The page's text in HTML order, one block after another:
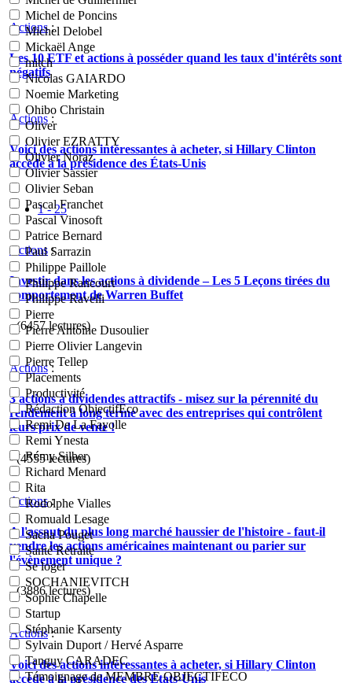
Michel de Poncins
Michel Delobel
Mickaël Ange
mitch
Nicolas GAIARDO
Noemie Marketing
Ohibo Christain
Oliver
Olivier EZRATTY
Olivier Noraz
Olivier Sassier
Olivier Seban
Pascal Franchet
Pascal Vinosoft
Patrice Bernard
Paul Sarrazin
Philippe Paillole
Philippe Rancourt
Philippe Ravelli
Pierre
Pierre Antoine Dusoulier
Pierre Olivier Langevin
Pierre Tellep
Placements
Productivité
Rédaction ObjectifEco
Remi De La Fayolle
Remi Ynesta
Rémy Silber
Richard Menard
Rita
Rodolphe Vialles
Romuald Lesage
Sacha Pouget
Santé Retraite
Se loger
SOCHANIEVITCH
Sophie Chapelle
Startup
Stéphanie Karsenty
Sylvain Duport / Hervé Asparre
Tanguy CARADEC
Témoignage de MEMBRE OBJECTIFECO
Actions:
Les 10 ETF et actions à posséder quand les taux d'intérêts sont
négatifs
Actions:
Voici des actions intéressantes à acheter, si Hillary Clinton
accède à la présidence des États-Unis
1 - 25
Actions :
Investir dans les actions à dividende – Les 5 Leçons tirées du
comportement de Warren Buffet
- (6457 lectures)
Actions:
3 actions à dividendes attractifs - misez sur la pérennité du
rendement à long terme avec des entreprises qui contrôlent
leurs prix de vente !
- (4555 lectures)
Actions:
A l'assaut du plus long marché haussier de l'histoire - faut-il
vendre les actions américaines maintenant ou parier sur
l'évènement unique ?
- (3886 lectures)
Actions:
Voici des actions intéressantes à acheter, si Hillary Clinton
accède à la présidence des États-Unis